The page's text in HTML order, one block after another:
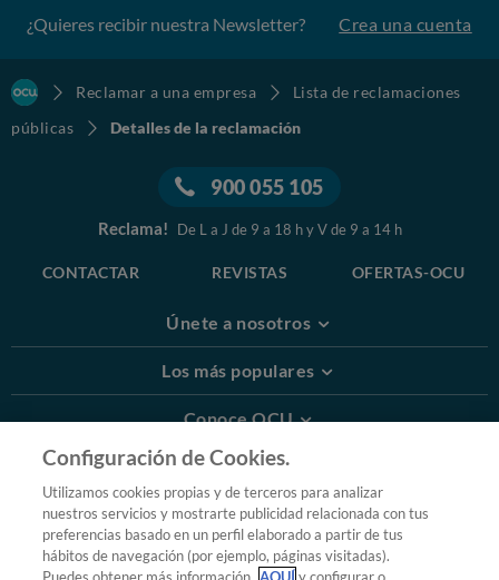
¿Quieres recibir nuestra Newsletter? Crea una cuenta
Reclamar a una empresa
Lista de reclamaciones
públicas
Detalles de la reclamación
900 055 105
Reclama! De L a J de 9 a 18 h y V de 9 a 14 h
CONTACTAR REVISTAS OFERTAS-OCU
Únete a nosotros
Los más populares
Conoce OCU
Más Información
© 2026 OCU
Condiciones generales de contratación de OCU
Política de privacidad
Configuración de Cookies.
Utilizamos cookies propias y de terceros para analizar
nuestros servicios y mostrarte publicidad relacionada con tus
preferencias basado en un perfil elaborado a partir de tus
hábitos de navegación (por ejemplo, páginas visitadas).